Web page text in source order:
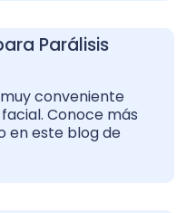
Parálisis
conveniente
Conoce más
en este blog de